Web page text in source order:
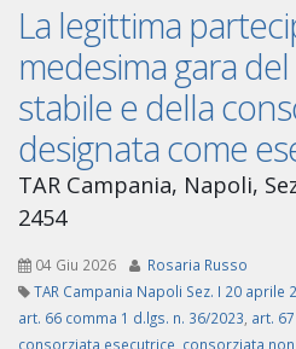
La legittima
medesima gara
stabile e della
designata come
TAR Campania, Napoli,
2454
04 Giu 2026
Rosaria Russo
TAR Campania Napoli Sez. I 20 aprile
art. 66 comma 1 d.lgs. n. 36/2023 art.
consorziata esecutrice consorziata